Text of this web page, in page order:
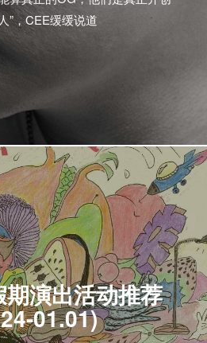
”，CEE缓缓说道
演出活动推荐
01.01)